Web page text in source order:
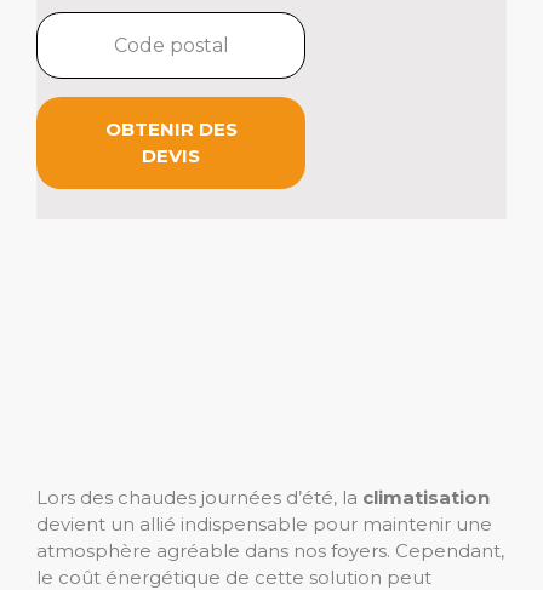
OBTENIR DES
DEVIS
Lors des chaudes journées d’été, la climatisation
devient un allié indispensable pour maintenir une
atmosphère agréable dans nos foyers. Cependant,
le coût énergétique de cette solution peut